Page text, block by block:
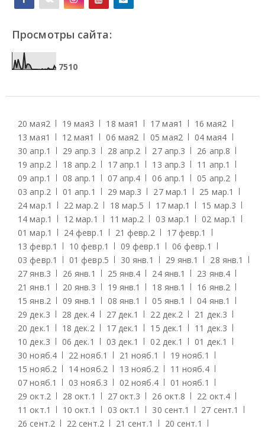
Просмотры сайта:
7510
20 мая2 19 мая3 18 мая1 17 мая1 16 мая2
13 мая1 12 мая1 06 мая2 05 мая2 04 мая4
30 апр.1 29 апр.3 28 апр.2 27 апр.3 26 апр.8
19 апр.2 18 апр.2 17 апр.1 13 апр.3 11 апр.1
09 апр.1 08 апр.1 07 апр.4 06 апр.1 05 апр.2
03 апр.2 01 апр.1 29 мар.3 27 мар.1 25 мар.1
24 мар.1 22 мар.2 18 мар.5 17 мар.1 15 мар.3
14 мар.1 12 мар.1 11 мар.2 03 мар.1 02 мар.1
01 мар.1 24 февр.1 21 февр.2 17 февр.1
13 февр.1 10 февр.1 09 февр.1 06 февр.1
03 февр.1 01 февр.5 30 янв.1 29 янв.1 28 янв.1
27 янв.3 26 янв.1 25 янв.4 24 янв.1 23 янв.4
21 янв.1 20 янв.3 19 янв.1 18 янв.1 16 янв.2
15 янв.2 09 янв.1 08 янв.1 05 янв.1 04 янв.1
29 дек.3 28 дек.4 27 дек.1 22 дек.2 21 дек.3
20 дек.1 18 дек.2 17 дек.1 15 дек.1 11 дек.3
10 дек.3 06 дек.1 03 дек.1 02 дек.1 01 дек.1
30 нояб.4 22 нояб.1 21 нояб.1 19 нояб.1
15 нояб.2 14 нояб.2 13 нояб.2 11 нояб.4
07 нояб.1 03 нояб.3 02 нояб.4 01 нояб.1
29 окт.2 28 окт.1 27 окт.3 26 окт.8 22 окт.4
11 окт.1 10 окт.1 03 окт.1 30 сент.1 27 сент.1
26 сент.2 22 сент.2 21 сент.1 20 сент.1